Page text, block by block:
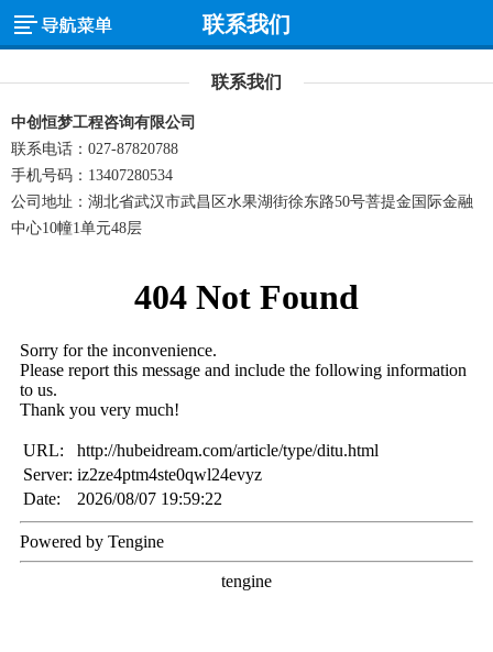
联系我们
联系我们
中创恒梦工程咨询有限公司
联系电话：027-87820788
手机号码：13407280534
公司地址：湖北省武汉市武昌区水果湖街徐东路50号菩提金国际金融
中心10幢1单元48层